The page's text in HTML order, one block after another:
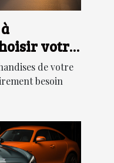
votre
de votre
besoin